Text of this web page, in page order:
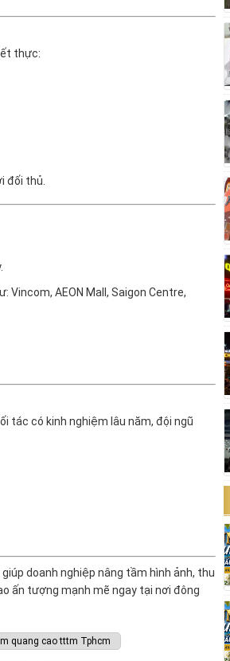
thực:
đối thủ.
AEON Mall, Saigon Centre,
tác có kinh nghiệm lâu năm, đội ngũ
doanh nghiệp nâng tầm hình ảnh, thu
ấn tượng mạnh mẽ ngay tại nơi đông
quang cao tttm Tphcm